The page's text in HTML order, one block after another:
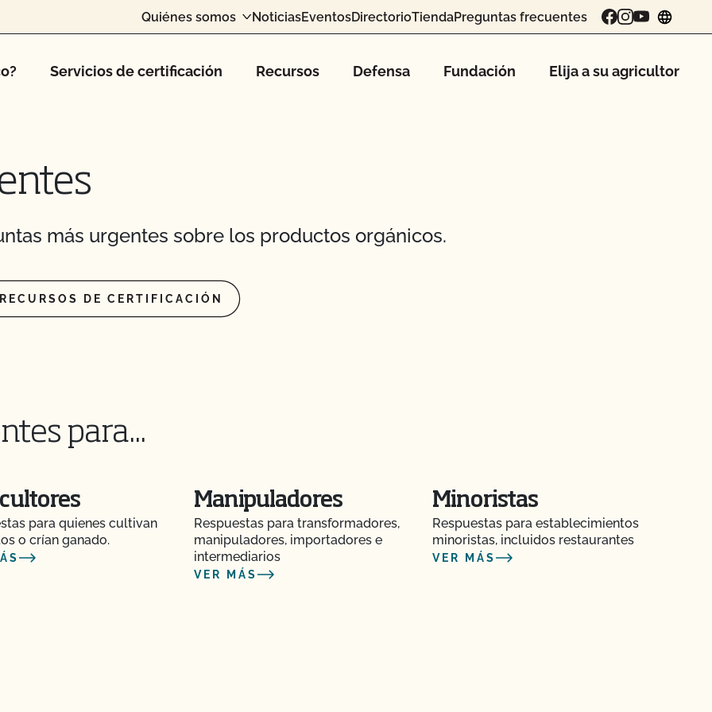
Quiénes somos NoticiasEventosDirectorioTiendaPreguntas frecuentes
Servicios de certificación Recursos Defensa Fundación Elija a su agricultor
más urgentes sobre los productos orgánicos.
RECURSOS DE CERTIFICACIÓN
para...
para quienes cultivan
o crían ganado.
Manipuladores
Respuestas para transformadores,
manipuladores, importadores e
intermediarios
VER MÁS
Minoristas
Respuestas para establecimientos
minoristas, incluidos restaurantes
VER MÁS
de la UDSA y la
Orgánico
OCal con el
alimentaria?
de la inspección?
a la información
necesito?
cannabis
fabricar
certificadas.
al CCOF?